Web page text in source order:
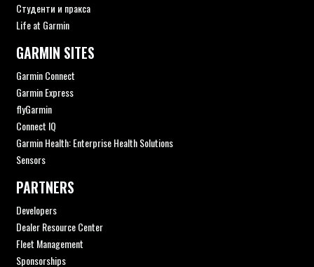
Студенти и пракса
Life at Garmin
GARMIN SITES
Garmin Connect
Garmin Express
flyGarmin
Connect IQ
Garmin Health: Enterprise Health Solutions
Sensors
PARTNERS
Developers
Dealer Resource Center
Fleet Management
Sponsorships